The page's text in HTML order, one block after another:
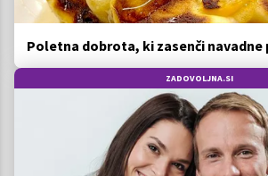
Poletna dobrota, ki zasenči navadne
ZADOVOLJNA.SI